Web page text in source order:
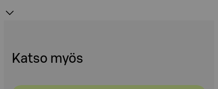
Katso myös